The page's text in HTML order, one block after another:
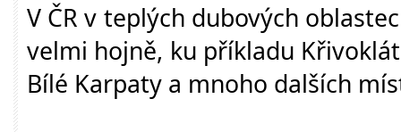
V ČR v teplých dubových
velmi hojně, ku příkladu
Bílé Karpaty a mnoho dalších